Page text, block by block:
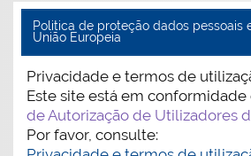
Politica de proteção dados pessoais
União Europeia
Privacidade e termos de
Este site está em conformidade
de Autorização de Utilizadores
Por favor, consulte: